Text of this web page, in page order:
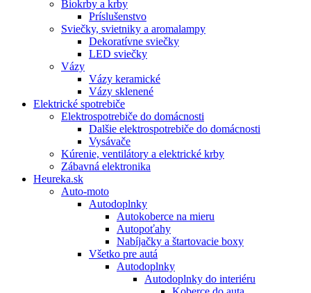
Biokrby a krby
Príslušenstvo
Sviečky, svietniky a aromalampy
Dekoratívne sviečky
LED sviečky
Vázy
Vázy keramické
Vázy sklenené
Elektrické spotrebiče
Elektrospotrebiče do domácnosti
Dalšie elektrospotrebiče do domácnosti
Vysávače
Kúrenie, ventilátory a elektrické krby
Zábavná elektronika
Heureka.sk
Auto-moto
Autodoplnky
Autokoberce na mieru
Autopoťahy
Nabíjačky a štartovacie boxy
Všetko pre autá
Autodoplnky
Autodoplnky do interiéru